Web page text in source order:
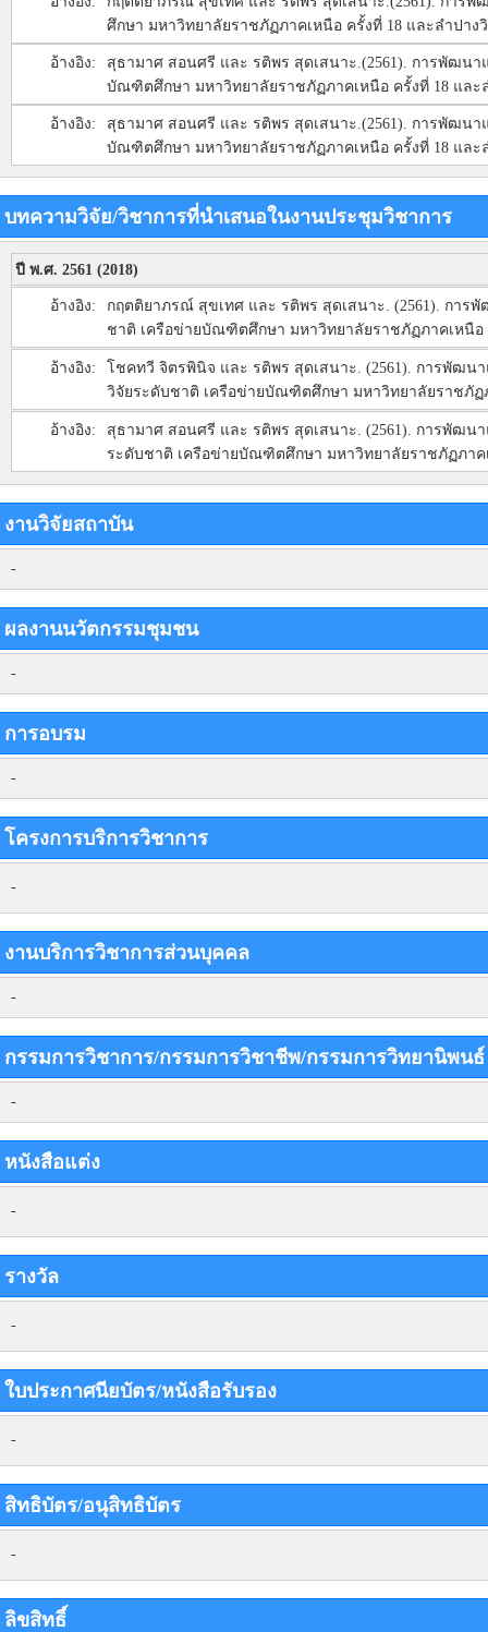
ศึกษา มหาวิทยาลัยราชภัฏภาคเหนือ ครั้งที่ 18 และลำปางวิ
อ้างอิง:
สุธามาศ สอนศรี และ รติพร สุดเสนาะ.(2561). การพัฒน
บัณฑิตศึกษา มหาวิทยาลัยราชภัฏภาคเหนือ ครั้งที่ 18 และล
อ้างอิง:
สุธามาศ สอนศรี และ รติพร สุดเสนาะ.(2561). การพัฒน
บัณฑิตศึกษา มหาวิทยาลัยราชภัฏภาคเหนือ ครั้งที่ 18 และล
บทความวิจัย/วิชาการที่นำเสนอในงานประชุมวิชาการ
ปี พ.ศ. 2561 (2018)
อ้างอิง:
กฤตติยาภรณ์ สุขเทศ และ รติพร สุดเสนาะ. (2561). การ
ชาติ เครือข่ายบัณฑิตศึกษา มหาวิทยาลัยราชภัฏภาคเหนือ
อ้างอิง:
โชคทวี จิตรพินิจ และ รติพร สุดเสนาะ. (2561). การพัฒน
วิจัยระดับชาติ เครือข่ายบัณฑิตศึกษา มหาวิทยาลัยราชภัฏ
อ้างอิง:
สุธามาศ สอนศรี และ รติพร สุดเสนาะ. (2561). การพัฒน
ระดับชาติ เครือข่ายบัณฑิตศึกษา มหาวิทยาลัยราชภัฏภาค
งานวิจัยสถาบัน
-
ผลงานนวัตกรรมชุมชน
-
การอบรม
-
โครงการบริการวิชาการ
-
งานบริการวิชาการส่วนบุคคล
-
กรรมการวิชาการ/กรรมการวิชาชีพ/กรรมการวิทยานิพน
-
หนังสือแต่ง
-
รางวัล
-
ใบประกาศนียบัตร/หนังสือรับรอง
-
สิทธิบัตร/อนุสิทธิบัตร
-
ลิขสิทธิ์